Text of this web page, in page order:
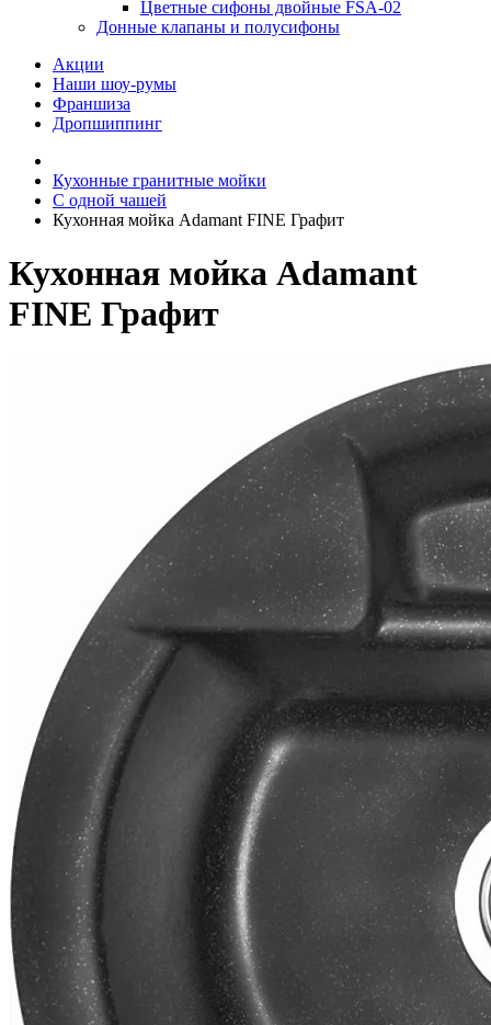
Цветные сифоны двойные FSA-02
Донные клапаны и полусифоны
Акции
Наши шоу-румы
Франшиза
Дропшиппинг
Кухонные гранитные мойки
С одной чашей
Кухонная мойка Adamant FINE Графит
Кухонная мойка Adamant
FINE Графит